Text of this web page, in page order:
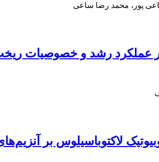
پور، محمد رضا ساعی
عملکرد رشد و خصوصیات